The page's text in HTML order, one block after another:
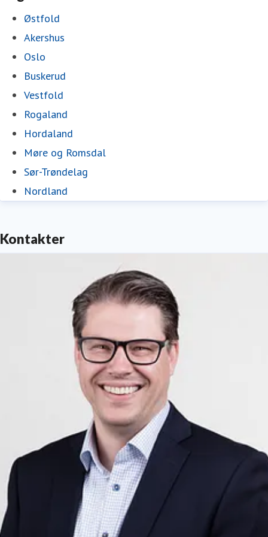
Østfold
Akershus
Oslo
Buskerud
Vestfold
Rogaland
Hordaland
Møre og Romsdal
Sør-Trøndelag
Nordland
Kontakter